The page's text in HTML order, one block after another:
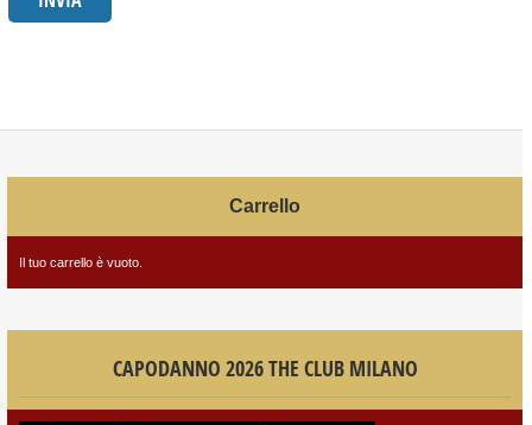
Carrello
Il tuo carrello è vuoto.
CAPODANNO 2026 THE CLUB MILANO